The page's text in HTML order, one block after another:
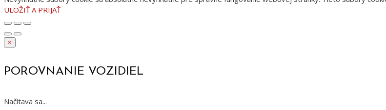
ULOŽIŤ A PRIJAŤ
×
POROVNANIE VOZIDIEL
Načítava sa...